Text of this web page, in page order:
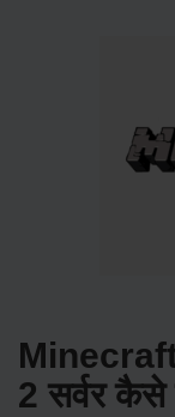
2 सर्वर कैसे